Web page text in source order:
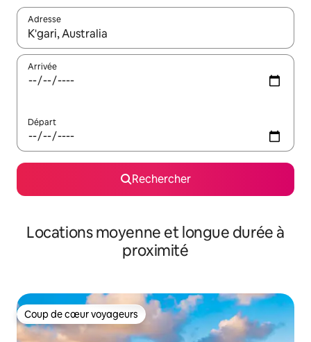
Adresse
Lorsque les résultats s'affichent, utilisez les flèches vers le
Arrivée
Départ
Rechercher
Locations moyenne et longue durée à
proximité
Coup de cœur voyageurs
Coup de cœur voyageurs